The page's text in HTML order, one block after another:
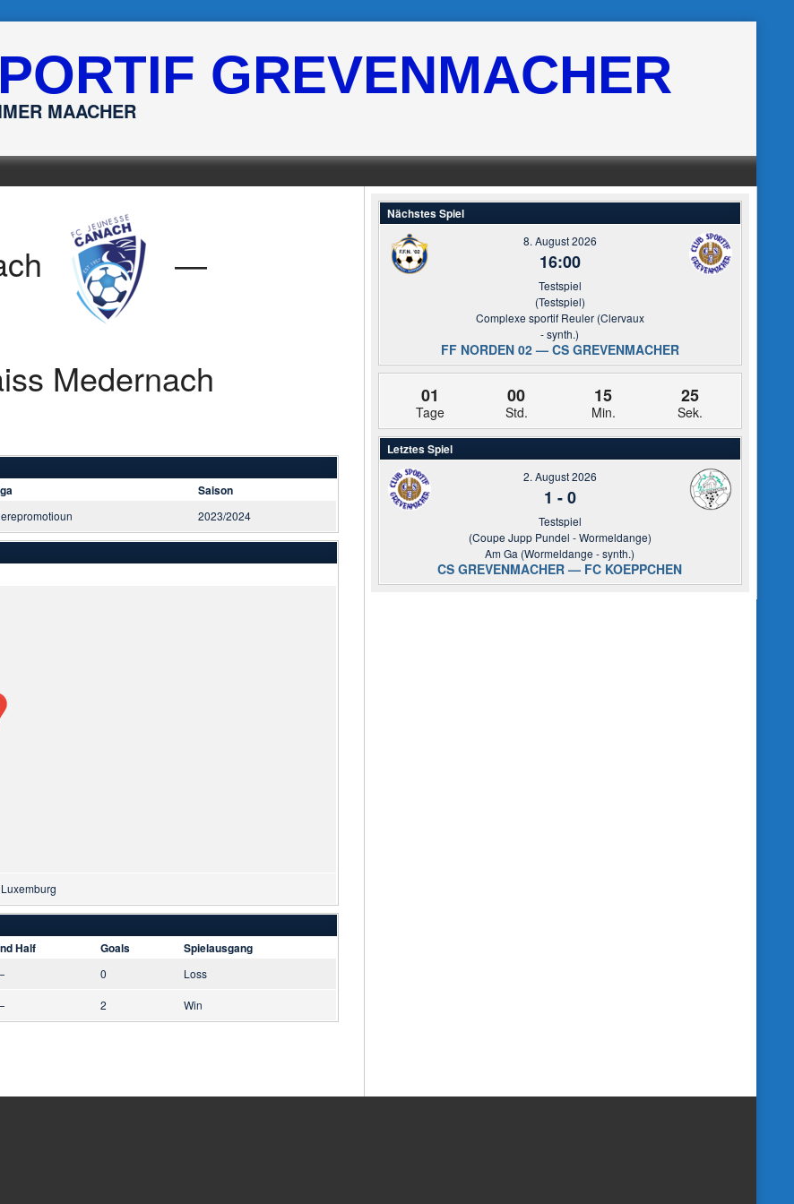
GREVENMACHER
MAACHER
—
Medernach
Saison
2023/2024
Half Goals Spielausgang
0 Loss
2 Win
Nächstes Spiel
8. August 2026
16:00
Testspiel
(Testspiel)
Complexe sportif Reuler (Clervaux
- synth.)
FF NORDEN 02 — CS GREVENMACHER
01
Tage
00
Std.
15
Min.
24
Sek.
Letztes Spiel
2. August 2026
1 -0
Testspiel
(Coupe Jupp Pundel - Wormeldange)
Am Ga (Wormeldange - synth.)
CS GREVENMACHER — FC KOEPPCHEN